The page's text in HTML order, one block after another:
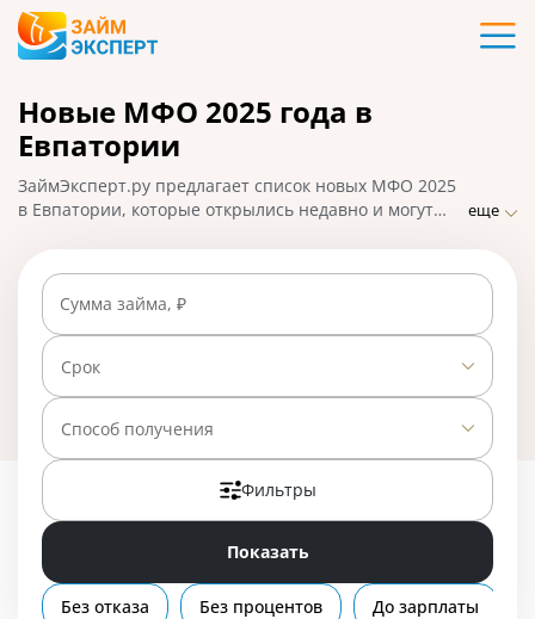
Карты
Кредиты
Ипотека
Вклады
Бизнес
Банки
Евпатория
Новые МФО 2025 года в
Евпатории
ЗаймЭксперт.ру предлагает список новых МФО 2025
в Евпатории, которые открылись недавно и могут
получить одобрение в течение 30 минут и взять
деньги на карту. На 01.05.2025 вам доступно 26
предложений со ставкой от 0% в день.
еще
Сумма займа, ₽
Срок
Способ получения
Фильтры
Показать
Без отказа Без процентов До зарплаты